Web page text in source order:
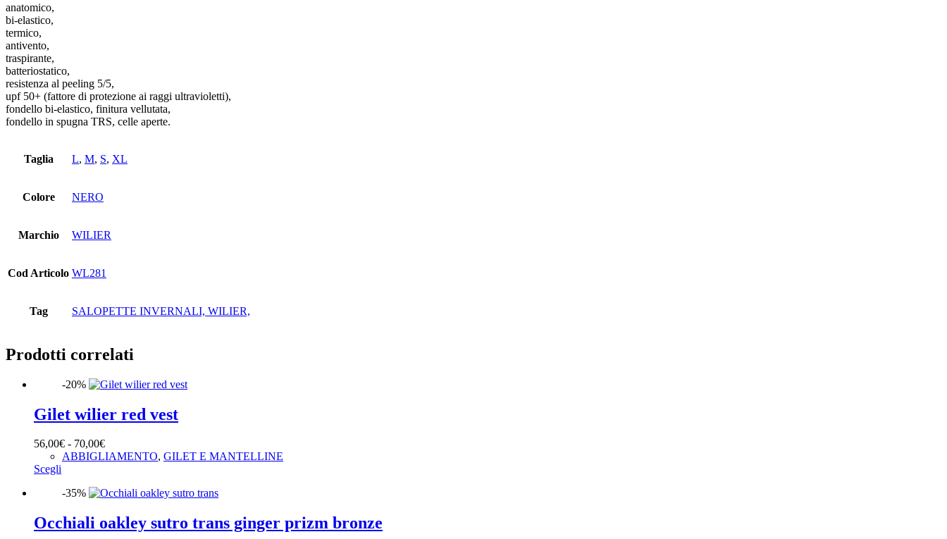
anatomico,
bi-elastico,
termico,
antivento,
traspirante,
batteriostatico,
resistenza al peeling 5/5,
upf 50+ (fattore di protezione ai raggi ultravioletti),
fondello bi-elastico, finitura vellutata,
fondello in spugna TRS, celle aperte.
Taglia L, M, S, XL
Colore NERO
Marchio WILIER
Cod Articolo WL281
Tag SALOPETTE INVERNALI, WILIER,
Prodotti correlati
-20%
Gilet wilier red vest
56,00€ - 70,00€Fascia
di
56,00€
70,00€
ABBIGLIAMENTO, GILET E MANTELLINE
Scegli
ha
varianti.
Le
-35%
Occhiali oakley sutro trans ginger prizm bronze